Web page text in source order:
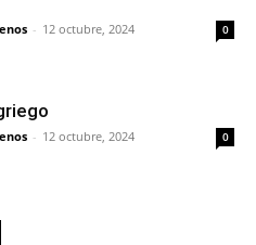
- 12 octubre, 2024 0
- 12 octubre, 2024 0